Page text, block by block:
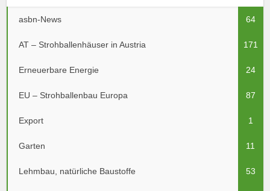
asbn-News 64
AT – Strohballenhäuser in Austria 171
Erneuerbare Energie 24
EU – Strohballenbau Europa 87
Export 1
Garten 11
Lehmbau, natürliche Baustoffe 53